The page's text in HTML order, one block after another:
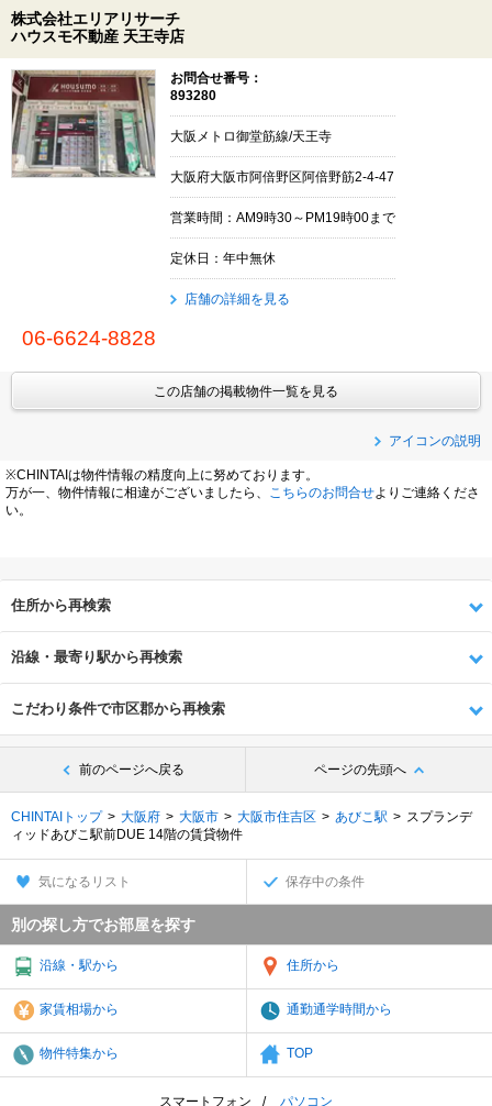
株式会社エリアリサーチ
ハウスモ不動産 天王寺店
お問合せ番号：
893280
大阪メトロ御堂筋線/天王寺
大阪府大阪市阿倍野区阿倍野筋2-4-47
営業時間：AM9時30～PM19時00まで
定休日：年中無休
店舗の詳細を見る
06-6624-8828
この店舗の掲載物件一覧を見る
アイコンの説明
※CHINTAIは物件情報の精度向上に努めております。
万が一、物件情報に相違がございましたら、
こちらのお問合せよりご連絡くださ
い。
住所から再検索
沿線・最寄り駅から再検索
こだわり条件で市区郡から再検索
前のページへ戻る ページの先頭へ
CHINTAIトップ 大阪府 大阪市 大阪市住吉区 あびこ駅
スプランデ
ィッドあびこ駅前DUE 14階の賃貸物件
気になるリスト 保存中の条件
別の探し方でお部屋を探す
沿線・駅から 住所から
家賃相場から 通勤通学時間から
物件特集から TOP
スマートフォン パソコン